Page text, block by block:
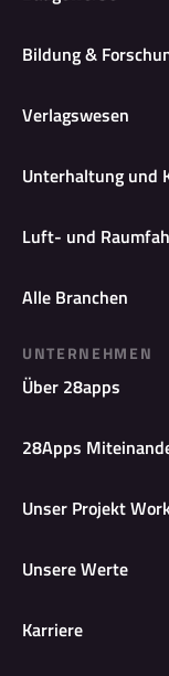
Bildung &
Verlagswesen
Unterhaltung und
Luft- und
Alle Branchen
UNTERNEHMEN
Über 28apps
28Apps
Unser Projekt
Unsere Werte
Karriere